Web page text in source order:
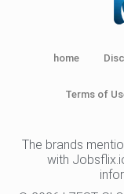
home
Terms of
The brands
with